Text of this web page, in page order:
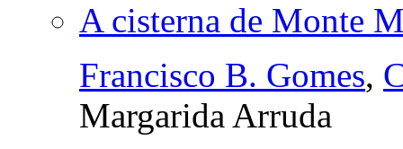
A cisterna de Monte
Francisco B. Gomes,
Margarida Arruda